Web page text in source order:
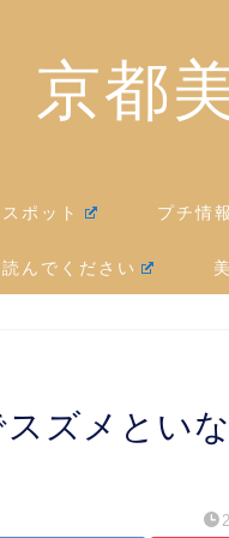
京都
ポット プチ情報
んでください
ズメとい